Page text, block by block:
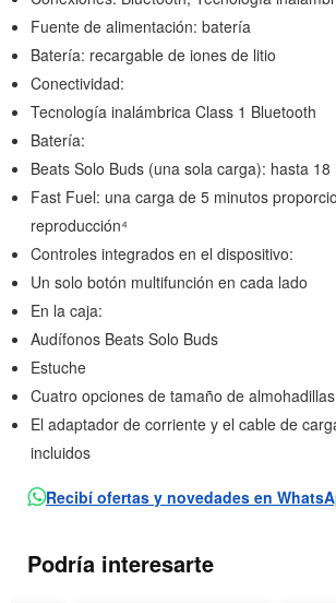
Fuente de alimentación: batería
Batería: recargable de iones de litio
Conectividad:
Tecnología inalámbrica Class 1 Bluetooth
Batería:
Beats Solo Buds (una sola carga): hasta 18
Fast Fuel: una carga de 5 minutos
reproducción⁴
Controles integrados en el dispositivo:
Un solo botón multifunción en cada lado
En la caja:
Audífonos Beats Solo Buds
Estuche
Cuatro opciones de tamaño de almohadillas
El adaptador de corriente y el cable de
incluidos
Recibí ofertas y novedades en
Podría interesarte